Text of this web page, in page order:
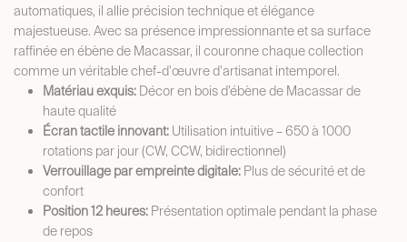
automatiques, il allie précision technique et élégance
majestueuse. Avec sa présence impressionnante et sa surface
raffinée en ébène de Macassar, il couronne chaque collection
comme un véritable chef-d'œuvre d'artisanat intemporel.
Matériau exquis: Décor en bois d’ébène de Macassar de
haute qualité
Écran tactile innovant: Utilisation intuitive – 650 à 1000
rotations par jour (CW, CCW, bidirectionnel)
Verrouillage par empreinte digitale: Plus de sécurité et de
confort
Position 12 heures: Présentation optimale pendant la phase
de repos